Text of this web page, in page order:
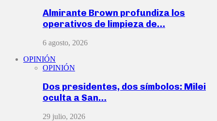
Almirante Brown profundiza los
operativos de limpieza de…
6 agosto, 2026
OPINIÓN
OPINIÓN
Dos presidentes, dos símbolos: Milei
oculta a San…
29 julio, 2026